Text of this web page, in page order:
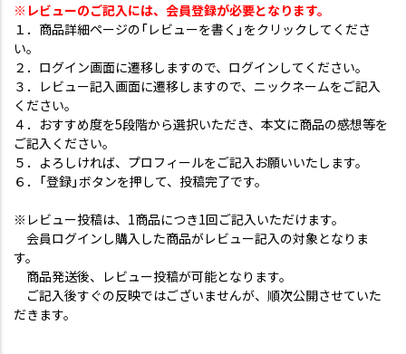
※レビューのご記入には、会員登録が必要となります。
１．商品詳細ページの「レビューを書く」をクリックしてくださ
い。
２．ログイン画面に遷移しますので、ログインしてください。
３．レビュー記入画面に遷移しますので、ニックネームをご記入
ください。
４．おすすめ度を5段階から選択いただき、本文に商品の感想等を
ご記入ください。
５．よろしければ、プロフィールをご記入お願いいたします。
６．「登録」ボタンを押して、投稿完了です。
※レビュー投稿は、1商品につき1回ご記入いただけます。
会員ログインし購入した商品がレビュー記入の対象となりま
す。
商品発送後、レビュー投稿が可能となります。
ご記入後すぐの反映ではございませんが、順次公開させていた
だきます。